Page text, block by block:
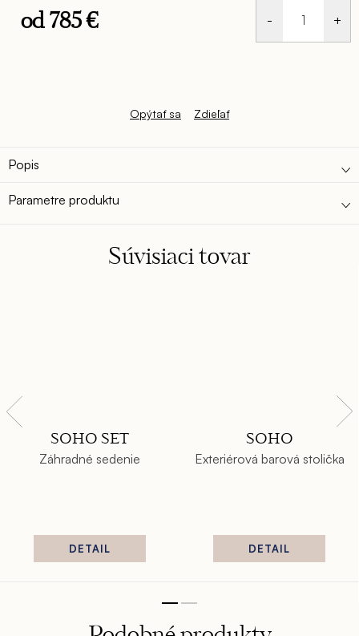
od 785 €
Opýtať sa Zdieľať
Popis
Parametre produktu
Súvisiaci tovar
SOHO SET
Záhradné sedenie
DETAIL
SOHO
Exteriérová barová stolička
DETAIL